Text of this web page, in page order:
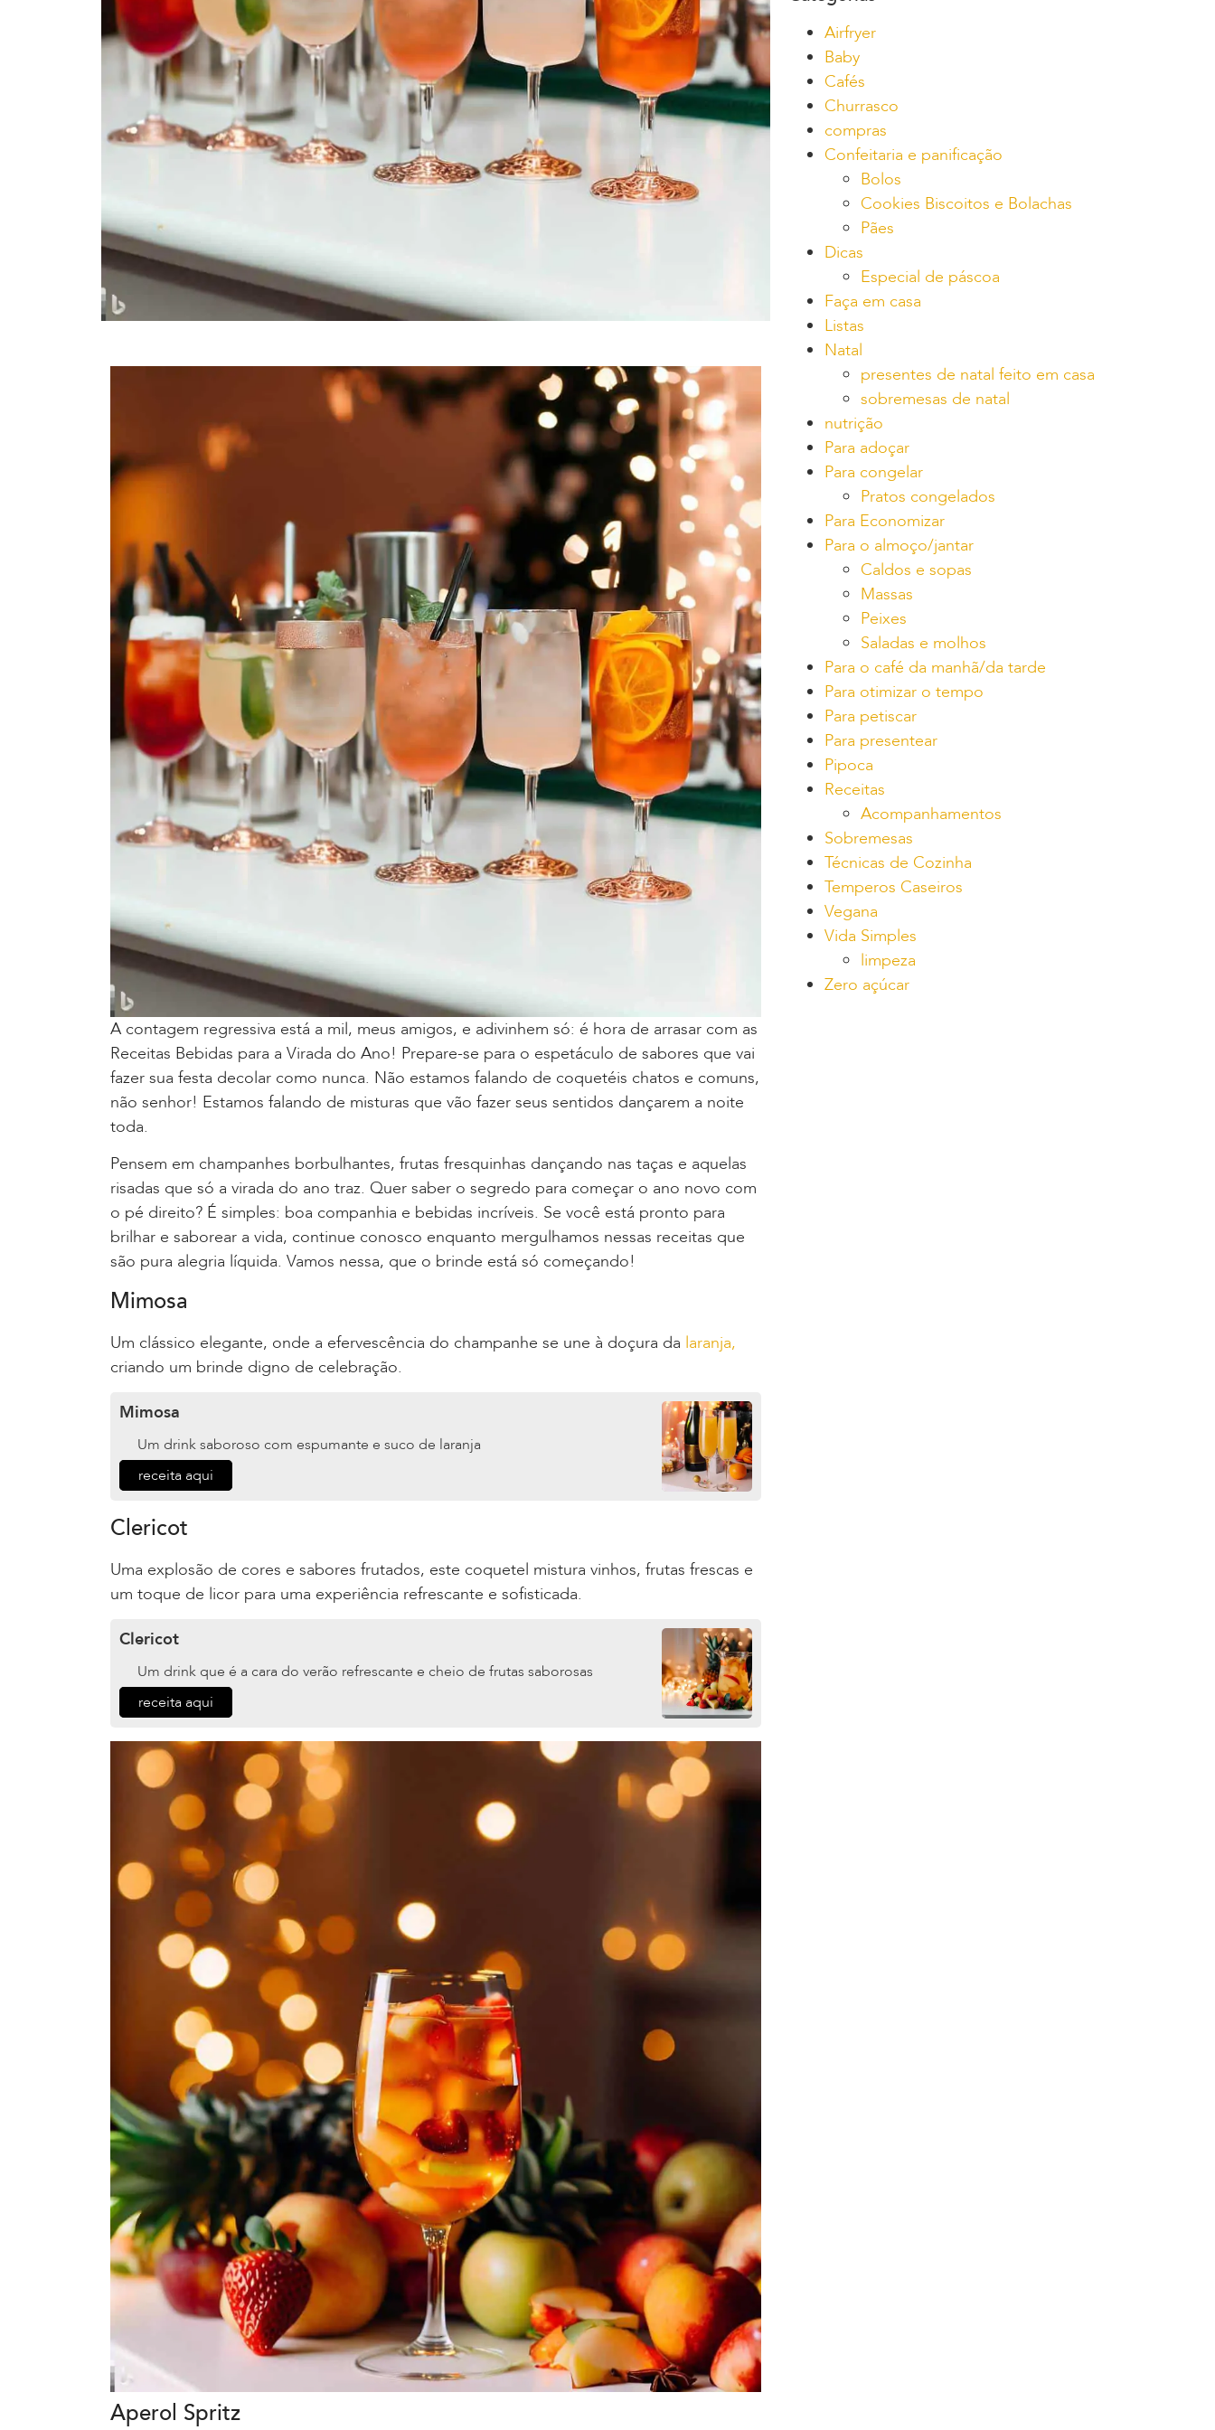
A contagem regressiva está a mil, meus amigos, e adivinhem só: é hora de arrasar com as
Receitas Bebidas para a Virada do Ano! Prepare-se para o espetáculo de sabores que vai
fazer sua festa decolar como nunca. Não estamos falando de coquetéis chatos e comuns,
não senhor! Estamos falando de misturas que vão fazer seus sentidos dançarem a noite
toda.
Pensem em champanhes borbulhantes, frutas fresquinhas dançando nas taças e aquelas
risadas que só a virada do ano traz. Quer saber o segredo para começar o ano novo com
o pé direito? É simples: boa companhia e bebidas incríveis. Se você está pronto para
brilhar e saborear a vida, continue conosco enquanto mergulhamos nessas receitas que
são pura alegria líquida. Vamos nessa, que o brinde está só começando!
Mimosa
Um clássico elegante, onde a efervescência do champanhe se une à doçura da laranja,
criando um brinde digno de celebração.
Mimosa
Um drink saboroso com espumante e suco de laranja
receita aqui
Clericot
Uma explosão de cores e sabores frutados, este coquetel mistura vinhos, frutas frescas e
um toque de licor para uma experiência refrescante e sofisticada.
Clericot
Um drink que é a cara do verão refrescante e cheio de frutas saborosas
receita aqui
Aperol Spritz
Airfryer
Baby
Cafés
Churrasco
compras
Confeitaria e panificação
Bolos
Cookies Biscoitos e Bolachas
Pães
Dicas
Especial de páscoa
Faça em casa
Listas
Natal
presentes de natal feito em casa
sobremesas de natal
nutrição
Para adoçar
Para congelar
Pratos congelados
Para Economizar
Para o almoço/jantar
Caldos e sopas
Massas
Peixes
Saladas e molhos
Para o café da manhã/da tarde
Para otimizar o tempo
Para petiscar
Para presentear
Pipoca
Receitas
Acompanhamentos
Sobremesas
Técnicas de Cozinha
Temperos Caseiros
Vegana
Vida Simples
limpeza
Zero açúcar